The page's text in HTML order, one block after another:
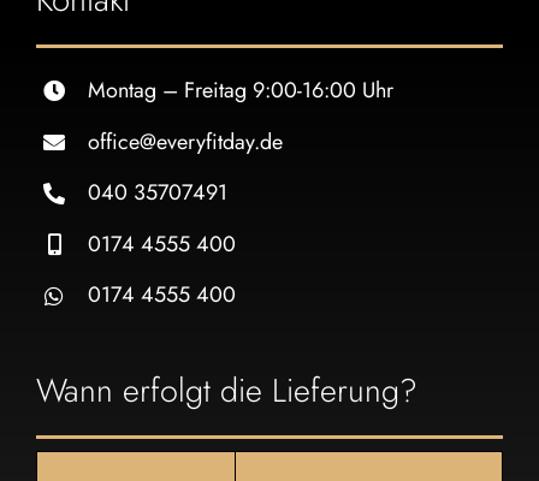
Montag – Freitag 9:00-16:00 Uhr
office@everyfitday.de
040 35707491
0174 4555 400
0174 4555 400
Wann erfolgt die Lieferung?